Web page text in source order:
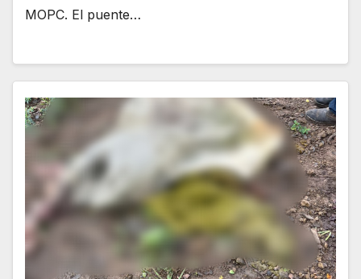
MOPC. El puente…